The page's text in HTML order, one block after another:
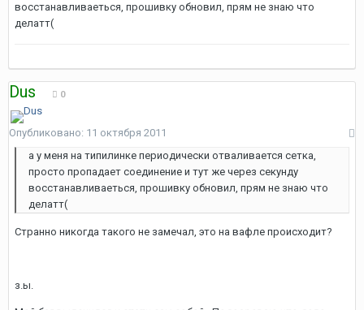
восстанавливаеться, прошивку обновил, прям не знаю что
делатт(
Dus 0
Опубликовано: 11 октября 2011
а у меня на типилинке периодически отваливается сетка,
просто пропадает соединение и тут же через секунду
восстанавливаеться, прошивку обновил, прям не знаю что
делатт(
Странно никогда такого не замечал, это на вафле происходит?
з.ы.